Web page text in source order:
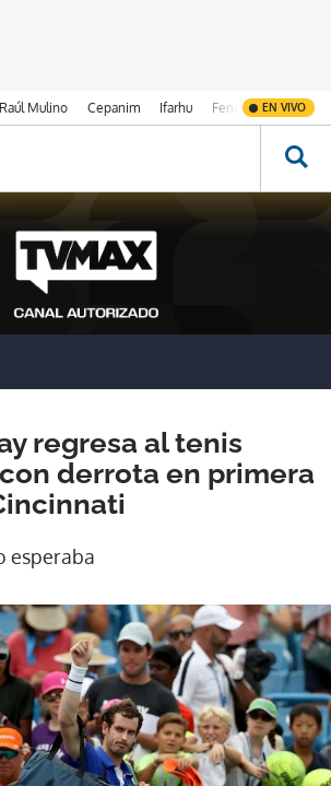
Mulino Cepanim Ifarhu Fenómeno de El
EN VIVO
regresa al tenis
derrota en primera
esperaba